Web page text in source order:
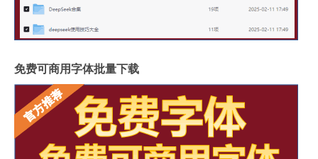
免费可商用字体批量下载